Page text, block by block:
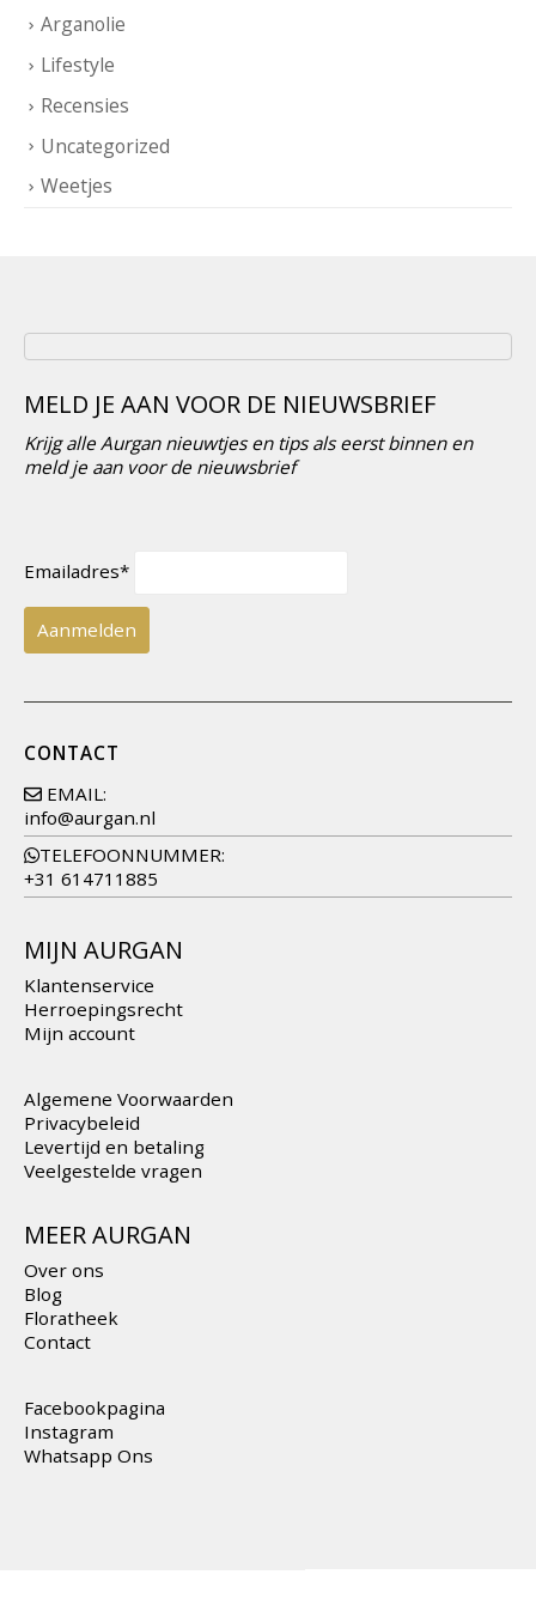
Arganolie
Lifestyle
Recensies
Uncategorized
Weetjes
MELD JE AAN VOOR DE NIEUWSBRIEF
Krijg alle Aurgan nieuwtjes en tips als eerst binnen en
meld je aan voor de nieuwsbrief
Emailadres*
CONTACT
EMAIL:
info@aurgan.nl
TELEFOONNUMMER:
+31 614711885
MIJN AURGAN
Klantenservice
Herroepingsrecht
Mijn account
Algemene Voorwaarden
Privacybeleid
Levertijd en betaling
Veelgestelde vragen
MEER AURGAN
Over ons
Blog
Floratheek
Contact
Facebookpagina
Instagram
Whatsapp Ons